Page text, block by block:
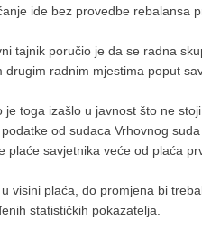
ide bez provedbe rebalansa
tajnik poručio je da se radna
drugim radnim mjestima poput
je toga izašlo u javnost što ne
od sudaca Vrhovnog
plaće savjetnika veće od plaća
visini plaća, do promjena bi
statističkih pokazatelja.